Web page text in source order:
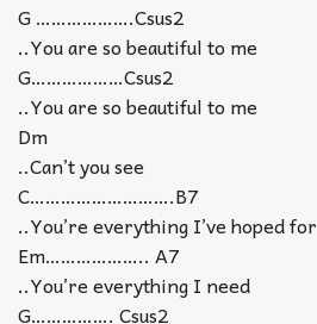
G ……………….Csus2
..You are so beautiful to me
G………………Csus2
..You are so beautiful to me
Dm
..Can’t you see
C……………………….B7
..You’re everything I’ve hoped for
Em……………….. A7
..You’re everything I need
G……………. Csus2